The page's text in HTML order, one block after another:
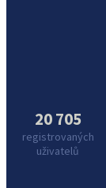
20 705
registrovaných
uživatelů